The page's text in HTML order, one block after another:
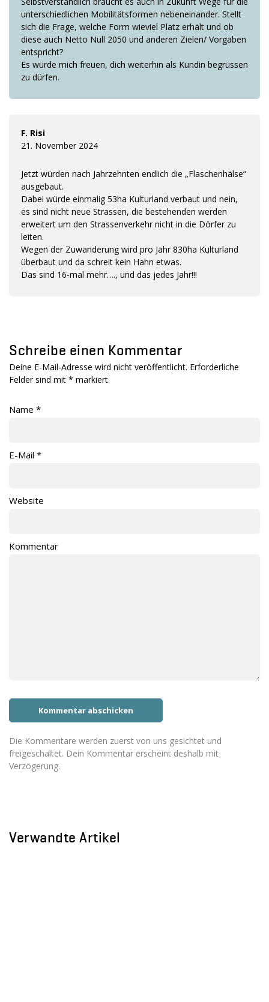
unterschiedlichen Mobilitätsformen nebeneinander. Stellt
sich die Frage, welche Form wieviel Platz erhält und ob
diese auch Netto Null 2050 und anderen Zielen/ Vorgaben
entspricht?
Es würde mich freuen, dich weiterhin als Kundin begrüssen
zu dürfen.
F. Risi
21. November 2024
Jetzt würden nach Jahrzehnten endlich die „Flaschenhälse“
ausgebaut.
Dabei würde einmalig 53ha Kulturland verbaut und nein,
es sind nicht neue Strassen, die bestehenden werden
erweitert um den Strassenverkehr nicht in die Dörfer zu
leiten.
Wegen der Zuwanderung wird pro Jahr 830ha Kulturland
überbaut und da schreit kein Hahn etwas.
Das sind 16-mal mehr…., und das jedes Jahr!!!
Schreibe einen Kommentar
Deine E-Mail-Adresse wird nicht veröffentlicht. Erforderliche
Felder sind mit * markiert.
Name *
E-Mail *
Website
Kommentar
Die Kommentare werden zuerst von uns gesichtet und
freigeschaltet. Dein Kommentar erscheint deshalb mit
Verzögerung.
Verwandte Artikel